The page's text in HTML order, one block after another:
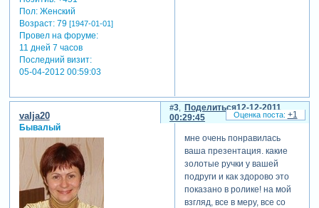
Пол:Женский
Возраст:79 [1947-01-01]
Провел на форуме:
11 дней 7 часов
Последний визит:
05-04-2012 00:59:03
Поделиться
3
12-12-2011
00:29:45
valja20
Бывалый
мне очень понравилась
ваша презентация. какие
золотые ручки у вашей
подруги и как здорово это
показано в ролике! на мой
взгляд, все в меру, все со
+1